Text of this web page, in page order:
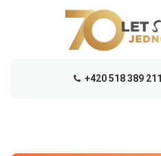
+420 518 389 211